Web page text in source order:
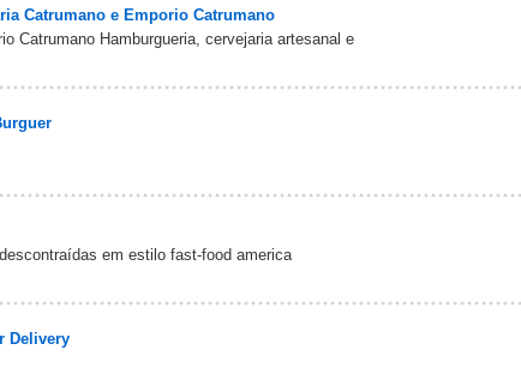
Catrumano e Emporio Catrumano
Catrumano Hamburgueria, cervejaria artesanal e
em estilo fast-food america
Delivery